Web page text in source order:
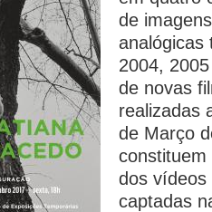
de
analógicas
2004,
de novas
realizadas
de Março
constituem
dos vídeos
captadas